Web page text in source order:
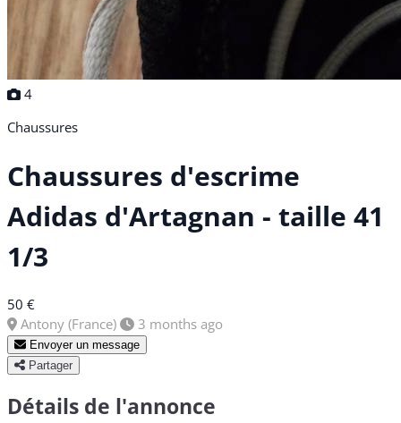
4
Chaussures
Chaussures d'escrime
Adidas d'Artagnan - taille 41
1/3
50 €
Antony (France)
3 months ago
Envoyer un message
Partager
Détails de l'annonce